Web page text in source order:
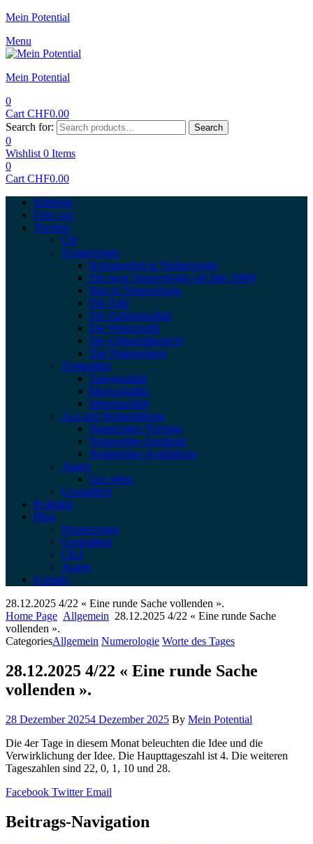
Mein Potential
Menu
Mein Potential
0
Cart CHF0.00
Search for:
Search
0
Wishlist 0 Items
0
Cart CHF0.00
Startseite
Über uns
Themen
Cili
Numerologie
Kursangebot in Numerologie
Die neue Numerologie (ab Jahr 2000)
Was ist Numerologie
Die Zahl
Die Zahlenqualität
Die Wesenszahl
Die Geburtsübersicht
Das Numeroskop
Zeitqualität
Tagesqualität
Mantsqualität
Jahresqualität
Aus-und Weiterbildung
Numerolige-Vorträge
Numerolige-Seminare
Numerolige-Ausbildung
Augen
Gut sehen
Gesundheit
Produkte
Blog
Numerologie
Gesundheit
CILI
Augen
Kontakt
28.12.2025 4/22 « Eine runde Sache vollenden ».
Home Page Allgemein 28.12.2025 4/22 « Eine runde Sache
vollenden ».
CategoriesAllgemein Numerologie Worte des Tages
28.12.2025 4/22 « Eine runde Sache
vollenden ».
28 Dezember 20254 Dezember 2025 By Mein Potential
Die 4er Tage in diesem Monat beleuchten die Idee und die
Verwirklichung der Idee. Die Haupttageszahl ist 4. Die weiteren
Tageszahlen sind 22, 0, 1, 10 und 28.
Facebook Twitter Email
Beitrags-Navigation